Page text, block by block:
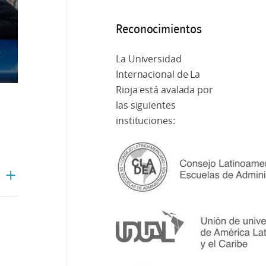
Reconocimientos
La Universidad
Internacional de La
Rioja está avalada por
las siguientes
instituciones: